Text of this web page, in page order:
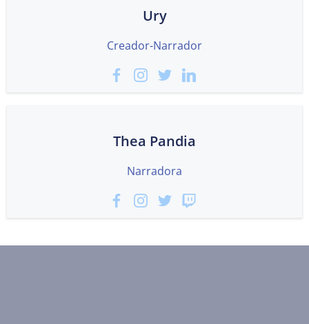
Ury
Creador-Narrador
Thea Pandia
Narradora